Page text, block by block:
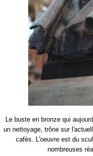
Le buste en bronze qui
un nettoyage, trône sur
cafés. L'oeuvre est du
nombreuses